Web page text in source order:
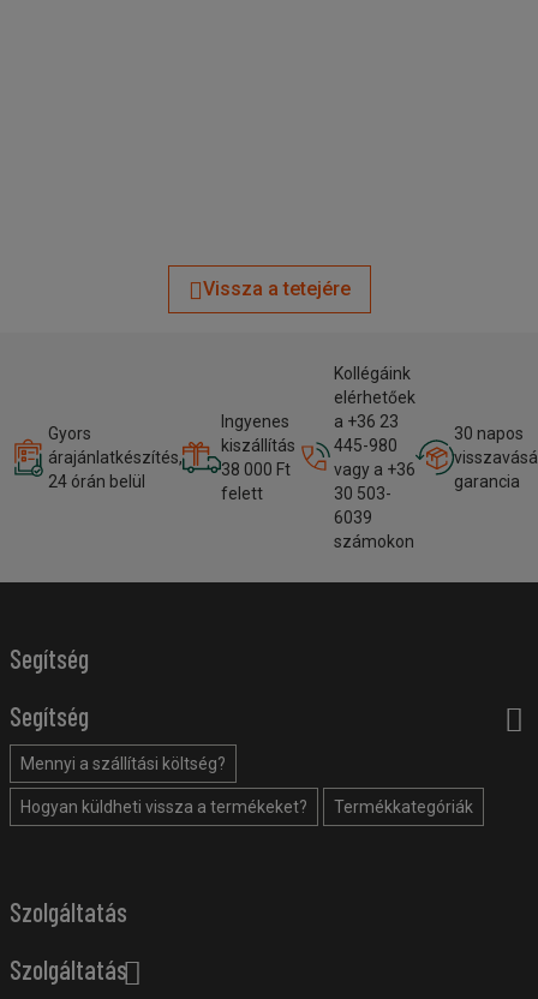
Vissza a tetejére
Gyors
árajánlatkészítés,
24 órán belül
Ingyenes
kiszállítás
38 000 Ft
felett
Kollégáink
elérhetőek
a +36 23
445-980
vagy a +36
30 503-
6039
számokon
30 napos
garancia
Segítség
Segítség
Mennyi a szállítási költség?
Hogyan küldheti vissza a termékeket? Termékkategóriák
Szolgáltatás
Szolgáltatás